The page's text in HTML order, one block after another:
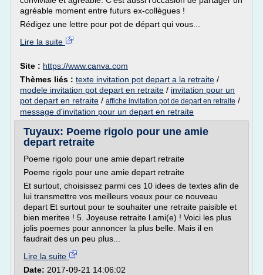
agréable moment entre futurs ex-collègues !
Rédigez une lettre pour pot de départ qui vous...
Lire la suite
Site : https://www.canva.com
Thèmes liés : texte invitation pot depart a la retraite /
modele invitation pot depart en retraite / invitation pour un
pot depart en retraite / affiche invitation pot de depart en retraite /
message d'invitation pour un depart en retraite
Tuyaux: Poeme rigolo pour une amie
depart retraite
Poeme rigolo pour une amie depart retraite
Poeme rigolo pour une amie depart retraite
Et surtout, choisissez parmi ces 10 idees de textes afin de
lui transmettre vos meilleurs voeux pour ce nouveau
depart Et surtout pour te souhaiter une retraite paisible et
bien meritee ! 5. Joyeuse retraite l.ami(e) ! Voici les plus
jolis poemes pour annoncer la plus belle. Mais il en
faudrait des un peu plus...
Lire la suite
Date: 2017-09-21 14:06:02